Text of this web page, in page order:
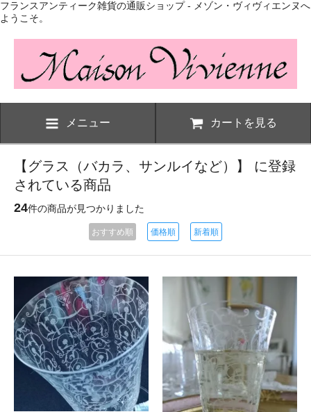
フランスアンティーク雑貨の通販ショップ - メゾン・ヴィヴィエンヌへ
ようこそ。
メニュー カートを見る
【グラス（バカラ、サンルイなど）】 に登録
されている商品
24件の商品が見つかりました
おすすめ順 価格順 新着順